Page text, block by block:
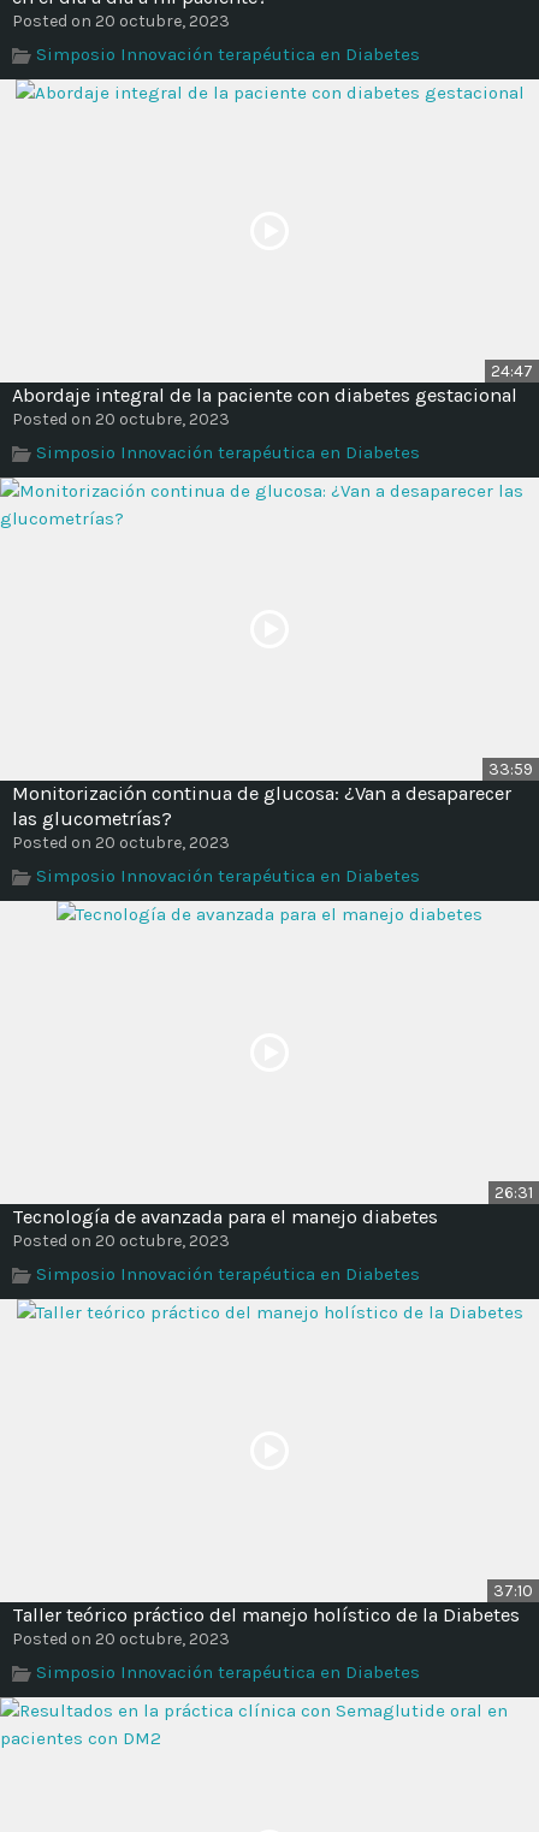
Posted on 20 octubre, 2023
Simposio Innovación terapéutica en Diabetes
24:47
Abordaje integral de la paciente con diabetes gestacional
Posted on 20 octubre, 2023
Simposio Innovación terapéutica en Diabetes
33:59
Monitorización continua de glucosa: ¿Van a desaparecer
las glucometrías?
Posted on 20 octubre, 2023
Simposio Innovación terapéutica en Diabetes
26:31
Tecnología de avanzada para el manejo diabetes
Posted on 20 octubre, 2023
Simposio Innovación terapéutica en Diabetes
37:10
Taller teórico práctico del manejo holístico de la Diabetes
Posted on 20 octubre, 2023
Simposio Innovación terapéutica en Diabetes